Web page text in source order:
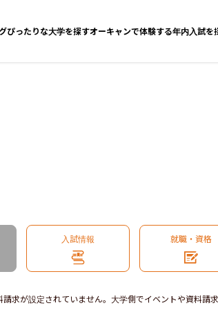
ぴったりな大学を探すオーキャンで体験する年内入試を
入試情報 就職・資格
求が設定されていません。大学側でイベントや資料請